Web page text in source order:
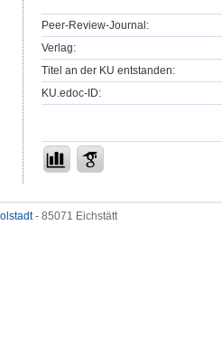
Peer-Review-Journal:
Verlag:
Titel an der KU entstanden:
KU.edoc-ID:
- 85071 Eichstätt